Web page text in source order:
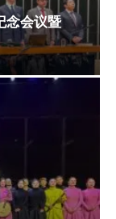
念会议暨